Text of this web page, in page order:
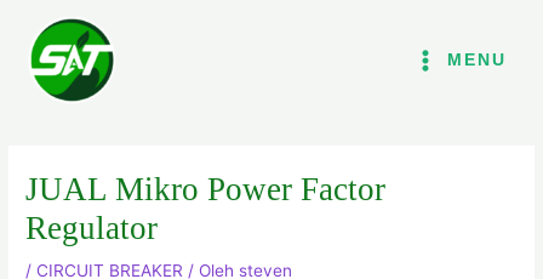
konten
MENU
JUAL Mikro Power Factor
Regulator
/ CIRCUIT BREAKER / Oleh steven